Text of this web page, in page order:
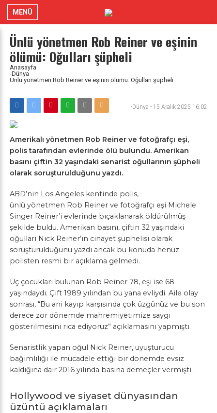
MENÜ
Ünlü yönetmen Rob Reiner ve eşinin
ölümü: Oğulları şüpheli
Anasayfa
-Dünya
Ünlü yönetmen Rob Reiner ve eşinin ölümü: Oğulları şüpheli
-Dünya - 15 Aralık 2025 16:02
Amerikalı yönetmen Rob Reiner ve fotoğrafçı eşi,
polis tarafından evlerinde ölü bulundu. Amerikan
basını çiftin 32 yaşındaki senarist oğullarının şüpheli
olarak soruşturulduğunu yazdı.
ABD’nin Los Angeles kentinde polis,
ünlü yönetmen Rob Reiner ve fotoğrafçı eşi Michele
Singer Reiner’i evlerinde bıçaklanarak öldürülmüş
şekilde buldu. Amerikan basını, çiftin 32 yaşındaki
oğulları Nick Reiner’ın cinayet şüphelisi olarak
soruşturulduğunu yazdı ancak bu konuda henüz
polisten resmi bir açıklama gelmedi.
Üç çocukları bulunan Rob Reiner 78, eşi ise 68
yaşındaydı. Çift 1989 yılından bu yana evliydi. Aile olay
sonrası, “Bu ani kayıp karşısında çok üzgünüz ve bu son
derece zor dönemde mahremiyetimize saygı
gösterilmesini rica ediyoruz” açıklamasını yapmıştı.
Senaristlik yapan oğul Nick Reiner, uyuşturucu
bağımlılığı ile mücadele ettiği bir dönemde evsiz
kaldığına dair 2016 yılında basına demeçler vermişti.
Hollywood ve siyaset dünyasından
üzüntü açıklamaları